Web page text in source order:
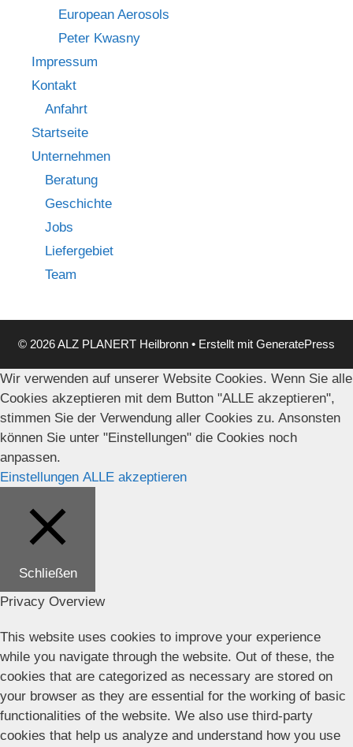
European Aerosols
Peter Kwasny
Impressum
Kontakt
Anfahrt
Startseite
Unternehmen
Beratung
Geschichte
Jobs
Liefergebiet
Team
© 2026 ALZ PLANERT Heilbronn • Erstellt mit GeneratePress
Wir verwenden auf unserer Website Cookies. Wenn Sie alle
Cookies akzeptieren mit dem Button "ALLE akzeptieren",
stimmen Sie der Verwendung aller Cookies zu. Ansonsten
können Sie unter "Einstellungen" die Cookies noch
anpassen.
Einstellungen ALLE akzeptieren
Schließen
Privacy Overview
This website uses cookies to improve your experience
while you navigate through the website. Out of these, the
cookies that are categorized as necessary are stored on
your browser as they are essential for the working of basic
functionalities of the website. We also use third-party
cookies that help us analyze and understand how you use